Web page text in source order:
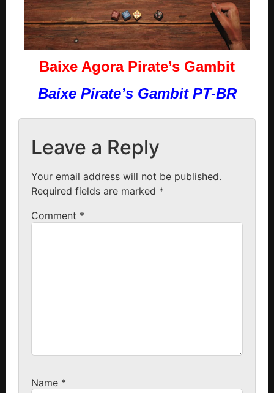
Baixe Agora Pirate’s Gambit
Baixe Pirate’s Gambit PT-BR
Leave a Reply
Your email address will not be published.
Required fields are marked *
Comment *
Name *